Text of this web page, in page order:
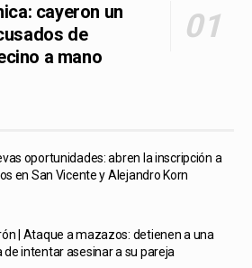
cayeron un
de
a mano
oportunidades: abren la inscripción a
en San Vicente y Alejandro Korn
| Ataque a mazazos: detienen a una
intentar asesinar a su pareja